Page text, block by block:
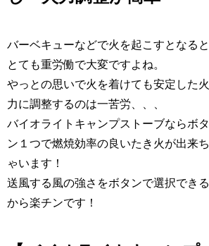
バーベキューなどで火を起こすとなると
とても重労働で大変ですよね。
やっとの思いで火を着けても安定した火
力に調整するのは一苦労、、、
バイオライトキャンプストーブならボタ
ン１つで燃焼効率の良いたき火が出来ち
ゃいます！
送風する風の強さをボタンで選択できる
から楽チンです！